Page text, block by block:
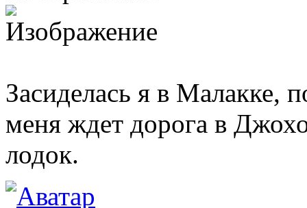
Засиделась я в Малакке,
меня ждет дорога в
лодок.